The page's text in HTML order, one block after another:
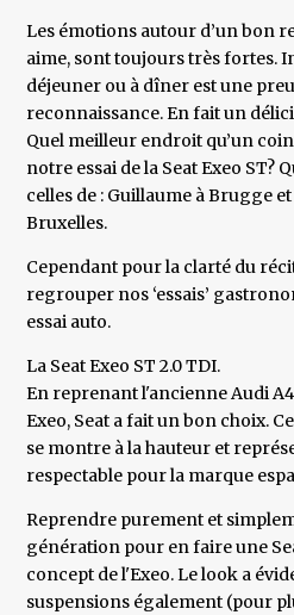
Les émotions autour d’un bon
aime, sont toujours très fortes.
déjeuner ou à dîner est une
reconnaissance. En fait un
Quel meilleur endroit qu’un
notre essai de la Seat Exeo ST?
celles de : Guillaume à Brugge
Bruxelles.
Cependant pour la clarté du
regrouper nos ‘essais’
essai auto.
La Seat Exeo ST 2.0 TDI.
En reprenant l'ancienne Audi
Exeo, Seat a fait un bon choix.
se montre à la hauteur et
respectable pour la marque
Reprendre purement et
génération pour en faire une
concept de l'Exeo. Le look a
suspensions également (pour